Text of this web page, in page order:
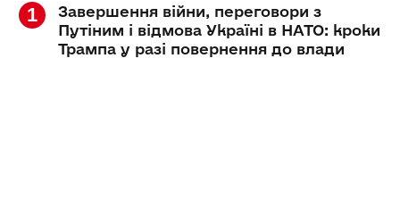
Завершення війни, переговори з
Путіним і відмова Україні в НАТО: кроки
Трампа у разі повернення до влади